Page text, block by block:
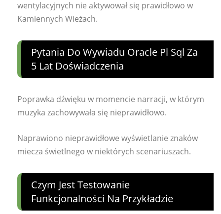
wentylacyjnych nie aktywował się prawidłowo w
Kamiennych Wieżach.
Pytania Do Wywiadu Oracle Pl Sql Za
5 Lat Doświadczenia
Poprawka dźwięku w momencie narracji, w którym
muzyka zachowywała się nieprawidłowo.
Naprawiono nieprawidłowe wyświetlanie znaków
miecza świetlnego w niektórych scenariuszach.
Czym Jest Testowanie
Funkcjonalności Na Przykładzie